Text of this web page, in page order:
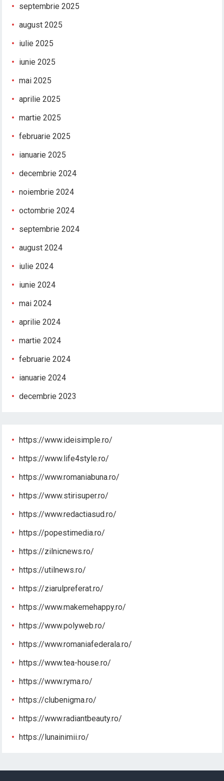
septembrie 2025
august 2025
iulie 2025
iunie 2025
mai 2025
aprilie 2025
martie 2025
februarie 2025
ianuarie 2025
decembrie 2024
noiembrie 2024
octombrie 2024
septembrie 2024
august 2024
iulie 2024
iunie 2024
mai 2024
aprilie 2024
martie 2024
februarie 2024
ianuarie 2024
decembrie 2023
https://www.ideisimple.ro/
https://www.life4style.ro/
https://www.romaniabuna.ro/
https://www.stirisuper.ro/
https://www.redactiasud.ro/
https://popestimedia.ro/
https://zilnicnews.ro/
https://utilnews.ro/
https://ziarulpreferat.ro/
https://www.makemehappy.ro/
https://www.polyweb.ro/
https://www.romaniafederala.ro/
https://www.tea-house.ro/
https://www.ryma.ro/
https://clubenigma.ro/
https://www.radiantbeauty.ro/
https://lunainimii.ro/